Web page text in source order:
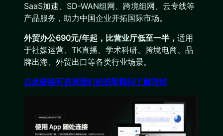
SaaS加速、SD-WAN组网、跨境组网、云专线等
产品服务，助力中国企业开拓国际市场。
外贸办公690元/年起，比营业厅低至一半， 适用
于社媒运营、TK直播、学术科研、跨境电商、品
牌出海、外贸出口等各类行业场景。
点此链接可咨询我们的选型顾问了解详情